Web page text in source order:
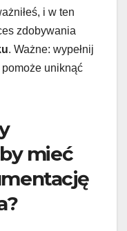
i w ten
zdobywania
. Ważne: wypełnij
pomoże uniknąć
mieć